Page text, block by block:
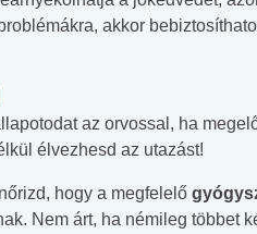
akkor
az orvossal, ha
élvezhesd az utazást!
hogy a megfelelő
Nem árt, ha némileg többet